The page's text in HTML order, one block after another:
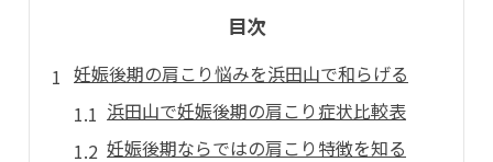
目次
妊娠後期の肩こり悩みを浜田山で和らげる
浜田山で妊娠後期の肩こり症状比較表
妊娠後期ならではの肩こり特徴を知る